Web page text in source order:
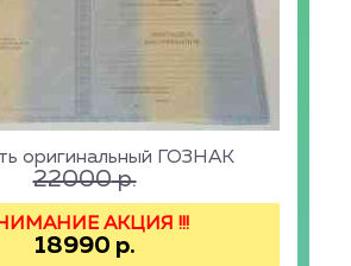
оригинальный ГОЗНАК
22000р.
АКЦИЯ !!!
18990 р.